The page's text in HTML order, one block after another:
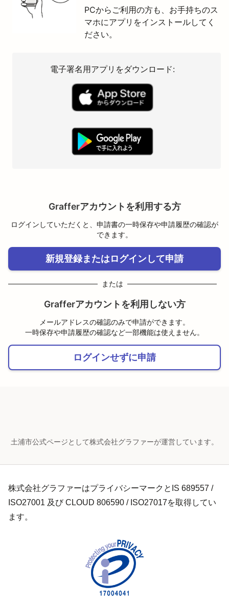
PCからご利用の方も、お手持ちのス
マホにアプリをインストールしてく
ださい。
電子署名用アプリをダウンロード:
Grafferアカウントを利用する方
ログインしていただくと、申請書の一時保存や申請履歴の確認が
できます。
新規登録またはログインして申請
または
Grafferアカウントを利用しない方
メールアドレスの確認のみで申請ができます。
一時保存や申請履歴の確認など一部機能は使えません。
ログインせずに申請
土浦市公式ページとして株式会社グラファーが運営しています。
株式会社グラファーはプライバシーマークとIS 689557 /
ISO27001 及び CLOUD 806590 / ISO27017を取得してい
ます。